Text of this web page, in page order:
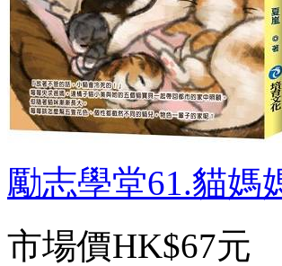
勵志學堂61.貓媽
市場價HK$67元